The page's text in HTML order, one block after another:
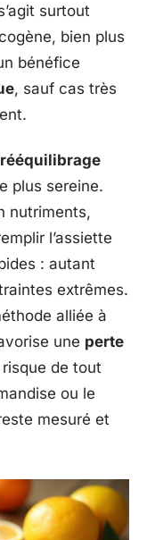
surtout
bien plus
bénéfice
, sauf cas très
rééquilibrage
plus sereine.
nutriments,
l’assiette
: autant
extrêmes.
alliée à
une perte
de tout
ou le
mesuré et